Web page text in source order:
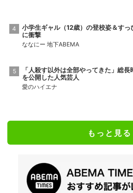
小学生ギャル（12歳）の登校姿＆すっ
に衝撃
ななにー 地下ABEMA
「人殺す以外は全部やってきた」総長
を公開した人気芸人
愛のハイエナ
もっと見る